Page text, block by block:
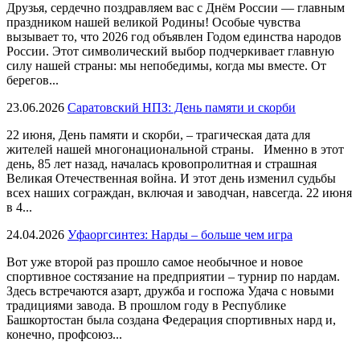
Друзья, сердечно поздравляем вас с Днём России — главным
праздником нашей великой Родины! Особые чувства
вызывает то, что 2026 год объявлен Годом единства народов
России. Этот символический выбор подчеркивает главную
силу нашей страны: мы непобедимы, когда мы вместе. От
берегов...
23.06.2026 Саратовский НПЗ: День памяти и скорби
22 июня, День памяти и скорби, – трагическая дата для
жителей нашей многонациональной страны. Именно в этот
день, 85 лет назад, началась кровопролитная и страшная
Великая Отечественная война. И этот день изменил судьбы
всех наших сограждан, включая и заводчан, навсегда. 22 июня
в 4...
24.04.2026 Уфаоргсинтез: Нарды – больше чем игра
Вот уже второй раз прошло самое необычное и новое
спортивное состязание на предприятии – турнир по нардам.
Здесь встречаются азарт, дружба и госпожа Удача с новыми
традициями завода. В прошлом году в Республике
Башкортостан была создана Федерация спортивных нард и,
конечно, профсоюз...